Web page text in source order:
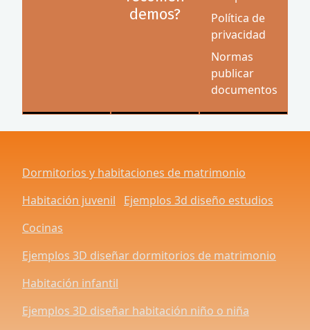
demos?
Política de
privacidad
Normas
publicar
documentos
Dormitorios y habitaciones de matrimonio
Habitación juvenil
Ejemplos 3d diseño estudios
Cocinas
Ejemplos 3D diseñar dormitorios de matrimonio
Habitación infantil
Ejemplos 3D diseñar habitación niño o niña